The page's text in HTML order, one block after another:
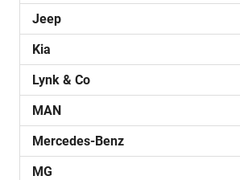
Jeep
Kia
Lynk & Co
MAN
Mercedes-Benz
MG